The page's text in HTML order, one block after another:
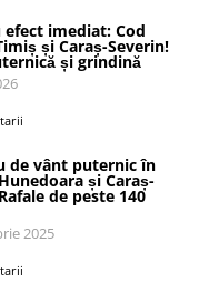
efect imediat: Cod
și Caraș-Severin!
și grindină
de vânt puternic în
și Caraș-
de peste 140
2025